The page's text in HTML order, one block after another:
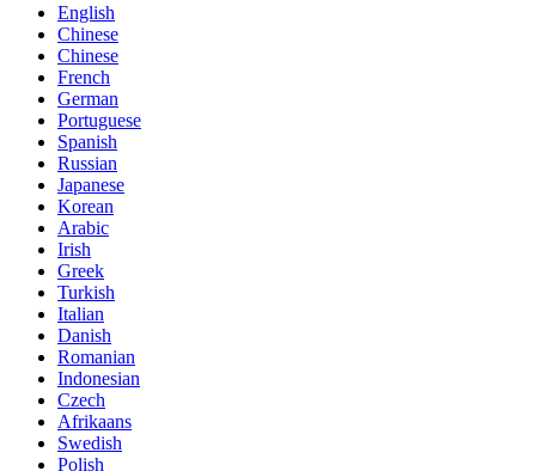
English
Chinese
Chinese
French
German
Portuguese
Spanish
Russian
Japanese
Korean
Arabic
Irish
Greek
Turkish
Italian
Danish
Romanian
Indonesian
Czech
Afrikaans
Swedish
Polish